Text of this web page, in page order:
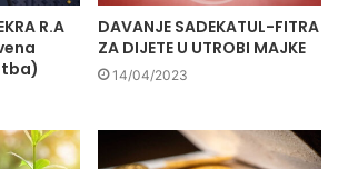
R.A
DAVANJE SADEKATUL-FITRA
ZA DIJETE U UTROBI MAJKE
14/04/2023